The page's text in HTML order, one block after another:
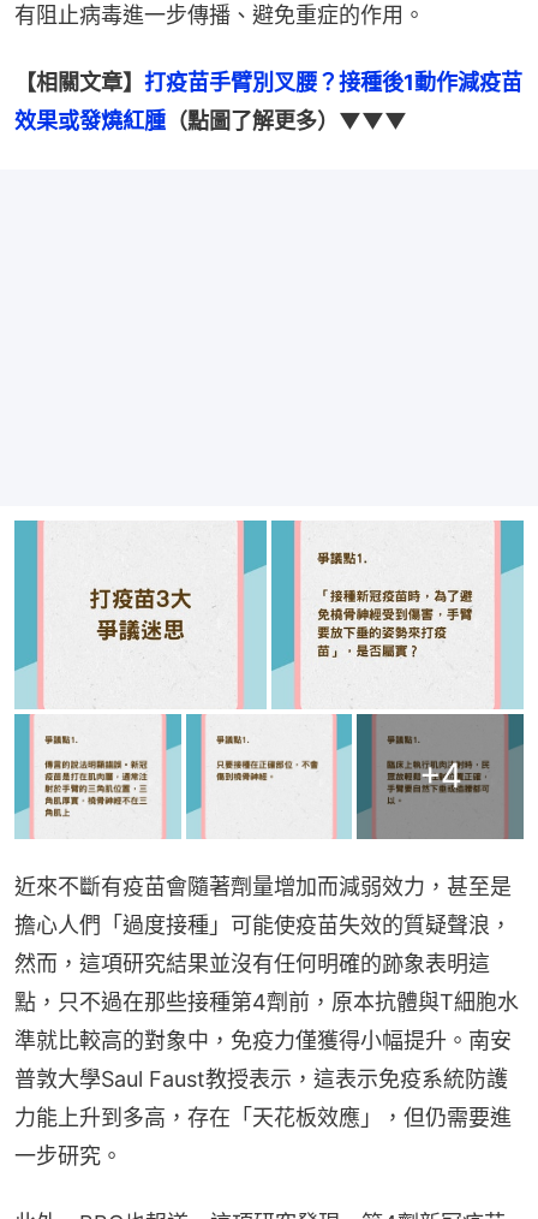
有阻止病毒進一步傳播、避免重症的作用。
【相關文章】 打疫苗手臂別叉腰？接種後1動作減疫苗
效果或發燒紅腫 （點圖了解更多）▼▼▼
+4
近來不斷有疫苗會隨著劑量增加而減弱效力，甚至是
擔心人們「過度接種」可能使疫苗失效的質疑聲浪，
然而，這項研究結果並沒有任何明確的跡象表明這
點，只不過在那些接種第4劑前，原本抗體與T細胞水
準就比較高的對象中，免疫力僅獲得小幅提升。南安
普敦大學Saul Faust教授表示，這表示免疫系統防護
力能上升到多高，存在「天花板效應」，但仍需要進
一步研究。